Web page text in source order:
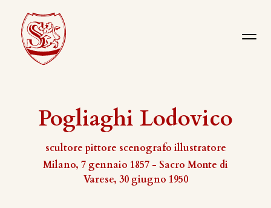
Pogliaghi Lodovico
scultore pittore scenografo illustratore
Milano, 7 gennaio 1857 - Sacro Monte di
Varese, 30 giugno 1950